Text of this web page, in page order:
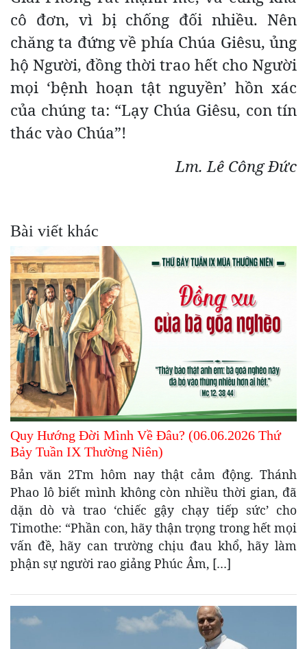
cô đơn, vì bị chống đối nhiều. Nên
chăng ta đứng về phía Chúa Giêsu, ủng
hộ Người, đồng thời trao hết cho Người
mọi ‘bệnh hoạn tật nguyền’ hồn xác
của chúng ta: “Lạy Chúa Giêsu, con tín
thác vào Chúa”!
Lm. Lê Công Đức
Bài viết khác
Quy Hướng Đời Mình Về Đâu? (06.06.2026 Thứ
Bảy Tuần IX Thường Niên)
Bản văn 2Tm hôm nay thật cảm động. Thánh
Phao lô biết mình không còn nhiều thời gian, đã
dặn dò và trao ‘chiếc gậy chạy tiếp sức’ cho
Timothe: “Phần con, hãy thận trọng trong hết mọi
vấn đề, hãy can trường chịu đau khổ, hãy làm
phận sự người rao giảng Phúc Âm, […]